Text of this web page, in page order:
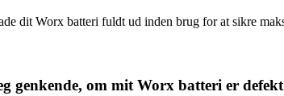
dit Worx batteri fuldt ud inden brug for at sikre
genkende, om mit Worx batteri er